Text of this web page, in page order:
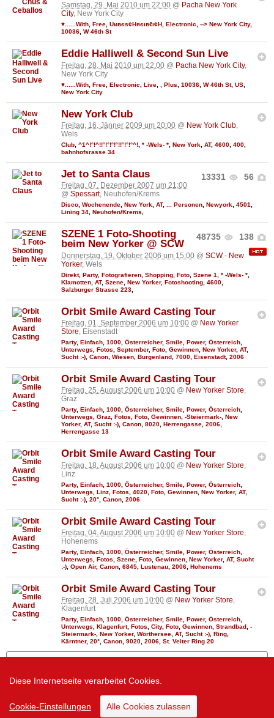
Diese Internetseite verarbeitet Cookies.
Cookie-Einstellungen Alle Cookies zulassen
Samstag, 29. Mai 2010 um 22:00 @ Pacha New York
City, New York City
♥......With, Free, Uивєs¢Няєιвℓι¢Н, Electronic, --> New York City,
10036, W 46th St
Eddie Halliwell & Second Sun Live
Freitag, 28. Mai 2010 um 22:00 @ Pacha New York City,
New York City
♥......With Free Electronic Live , Plus 10036 W 46th St, US
New York City
New York Club
Freitag, 16. Jänner 2009 um 20:00 @ New York Club,
Wels
Club ^1^!°!^!!°!°!°!°!!°!°!°^! * -Wels- * New York AT, 4600 400
bahnhofsrasse 34
13331 56
Jet to Santa Claus
Freitag, 07. Dezember 2007 um 21:00
@ Spessart, Neuhofen/Krems
Disco, Wochenende, New York, AT, ... Personen, Newyork, 4501,
Lining 34, Neuhofen/Krems,
48735 138
SZENE 1 Foto-Shooting
beim New Yorker @ SCW
Donnerstag, 19. Oktober 2006 um 15:00 @ SCW - New
Yorker, Wels
Direkt, Party, Fotografieren Shopping Foto Szene 1 * -Wels- *
Klamotten AT, Szene New Yorker, Fotoshooting 4600
Salzburger Strasse 223
Orbit Smile Award Casting Tour
Freitag, 01. September 2006 um 10:00 @ New Yorker
Store, Eisenstadt
Party, Einfach 1000 Österreicher, Smile Power, Österreich
Unterwegs
Fotos September, Foto Gewinnen New Yorker, AT,
Sucht :-) Canon Wiesen Burgenland 7000 Eisenstadt, 2006
Orbit Smile Award Casting Tour
Freitag, 25. August 2006 um 10:00 @ New Yorker Store,
Graz
Party, Einfach, 1000, Österreicher, Smile, Power, Österreich,
Unterwegs, Graz, Fotos, Foto, Gewinnen, -Steiermark-, New
Yorker, AT, Sucht :-), Canon, 8020, Herrengasse, 2006,
Herrengasse 13
Orbit Smile Award Casting Tour
Freitag, 18. August 2006 um 10:00 @ New Yorker Store
Linz
Party, Einfach 1000 Österreicher, Smile Power, Österreich
Unterwegs
Linz Fotos 4020 Foto Gewinnen New Yorker, AT,
Sucht :-) 20° Canon 2006
Orbit Smile Award Casting Tour
Freitag, 04. August 2006 um 10:00 @ New Yorker Store,
Hohenems
Party, Einfach 1000 Österreicher, Smile Power, Österreich
Unterwegs
Fotos Szene Foto Gewinnen New Yorker, AT, Sucht
:-) Open Air, Canon 6845 Lustenau 2006 Hohenems
Orbit Smile Award Casting Tour
Freitag, 28. Juli 2006 um 10:00 @ New Yorker Store,
Klagenfurt
Party, Einfach, 1000, Österreicher, Smile, Power, Österreich,
Unterwegs, Klagenfurt, Fotos, City, Foto, Gewinnen, Strandbad, -
Steiermark-, New Yorker, Wörthersee, AT, Sucht :-), Ring,
Kärntner, 20°, Canon, 9020, 2006, St. Veiter Ring 20